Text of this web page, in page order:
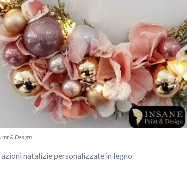
& Design
natalizie personalizzate in legno